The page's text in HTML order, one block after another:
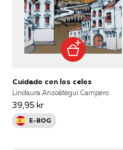
Cuidado con los celos
Lindaura Anzoátegui Campero
39,95 kr
E-BOG